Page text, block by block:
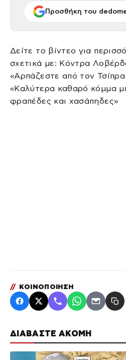
ΔΙΑΒΑΣΤΕ ΑΚΟΜΗ
Προσθήκη του
Δείτε το βίντεο για
σχετικά με: Κόντρα
«Αρπάζεστε από τον
«Καλύτερα καθαρό κόμμα
φραπέδες και χασάπηδες»
// ΚΟΙΝΟΠΟΙΗΣΗ